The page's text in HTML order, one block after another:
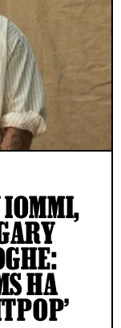
IOMMI,
HA